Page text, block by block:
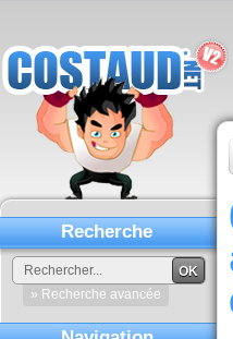
Recherche
OK
» Recherche avancée